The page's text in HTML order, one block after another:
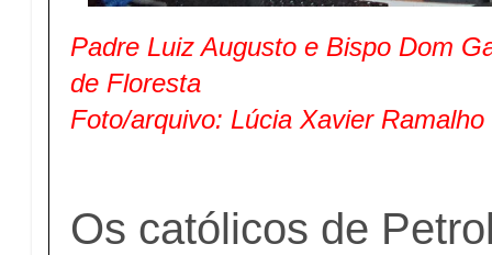
Padre Luiz Augusto e Bispo Dom
de Floresta
Foto/arquivo: Lúcia Xavier Ramalho
Os católicos de